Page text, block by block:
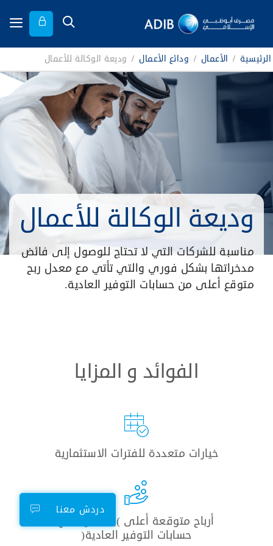
الرئيسية / الأعمال / ودائع الأعمال / وديعة الوكالة للأعمال
وديعة الوكالة للأعمال
مناسبة للشركات التي لا تحتاج للوصول إلى فائض
مدخراتها بشكل فوري والتي تأتي مع معدل ربح
متوقع أعلى من حسابات التوفير العادية.
الفوائد و المزايا
خيارات متعددة للفترات الاستثمارية
أرباح متوقعة أعلى )بالمقارنة مع
حسابات التوفير العادية(
دردش معنا